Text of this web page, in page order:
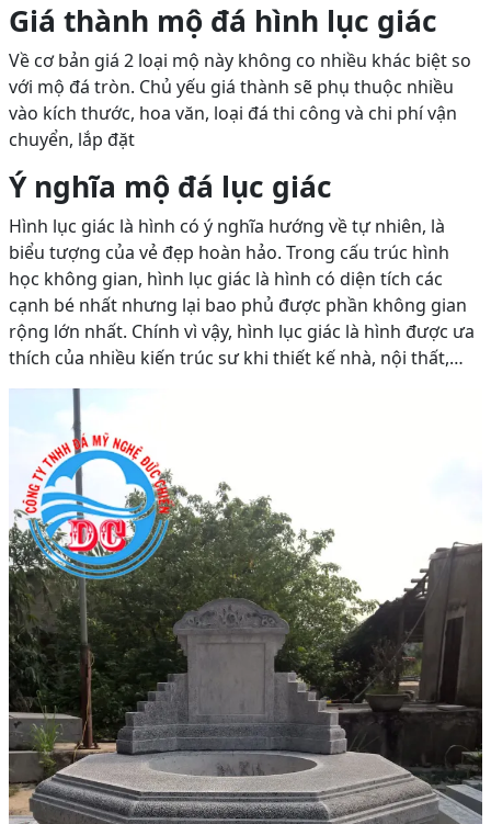
Giá thành mộ đá hình lục giác
Về cơ bản giá 2 loại mộ này không co nhiều khác biệt so
với mộ đá tròn. Chủ yếu giá thành sẽ phụ thuộc nhiều
vào kích thước, hoa văn, loại đá thi công và chi phí vận
chuyển, lắp đặt
Ý nghĩa mộ đá lục giác
Hình lục giác là hình có ý nghĩa hướng về tự nhiên, là
biểu tượng của vẻ đẹp hoàn hảo. Trong cấu trúc hình
học không gian, hình lục giác là hình có diện tích các
cạnh bé nhất nhưng lại bao phủ được phần không gian
rộng lớn nhất. Chính vì vậy, hình lục giác là hình được ưa
thích của nhiều kiến trúc sư khi thiết kế nhà, nội thất,…